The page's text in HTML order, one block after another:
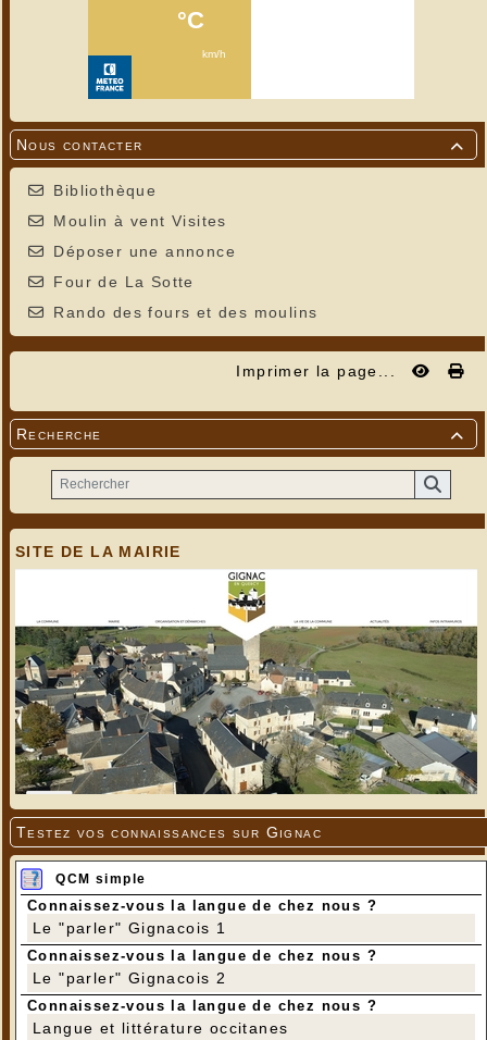

Nous contacter
Bibliothèque
Moulin à vent Visites
Déposer une annonce
Four de La Sotte
Rando des fours et des moulins
Imprimer la page...

Recherche
SITE DE LA MAIRIE
Testez vos connaissances sur Gignac
QCM simple
Connaissez-vous la langue de chez nous ?
Le "parler" Gignacois 1
Connaissez-vous la langue de chez nous ?
Le "parler" Gignacois 2
Connaissez-vous la langue de chez nous ?
Langue et littérature occitanes